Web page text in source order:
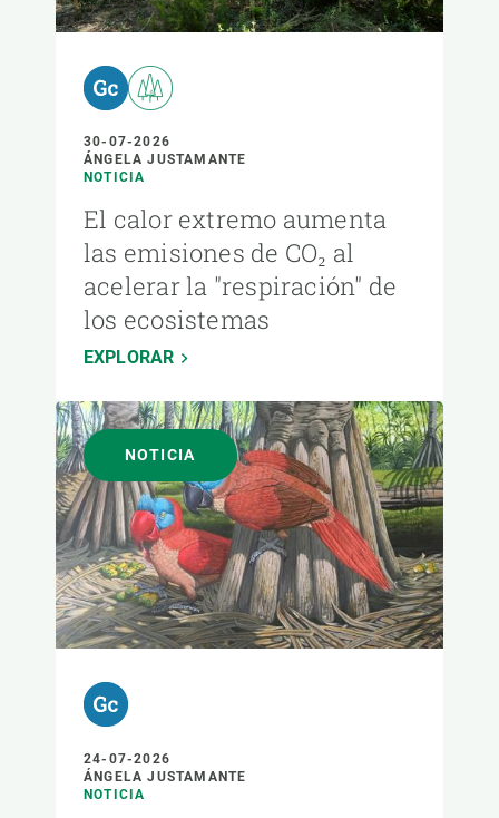
30-07-2026
ÁNGELA JUSTAMANTE
NOTICIA
El calor extremo aumenta
las emisiones de CO₂ al
acelerar la "respiración" de
los ecosistemas
EXPLORAR
NOTICIA
24-07-2026
ÁNGELA JUSTAMANTE
NOTICIA